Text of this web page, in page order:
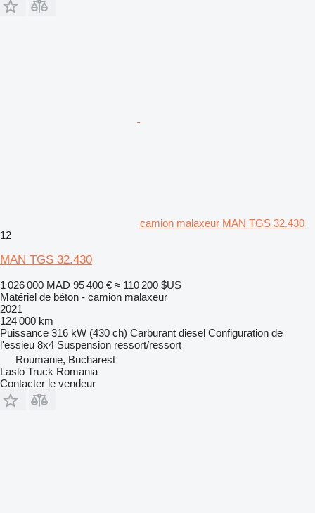
camion malaxeur MAN TGS 32.430
12
MAN TGS 32.430
1 026 000 MAD 95 400 € ≈ 110 200 $US
Matériel de béton - camion malaxeur
2021
124 000 km
Puissance 316 kW (430 ch) Carburant diesel Configuration de
l'essieu 8x4 Suspension ressort/ressort
Roumanie, Bucharest
Laslo Truck Romania
Contacter le vendeur